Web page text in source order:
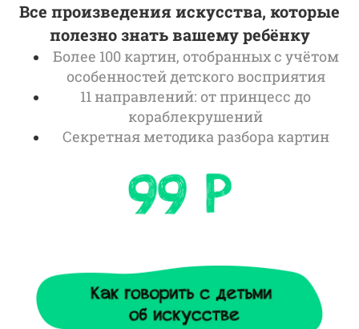
Все произведения искусства, которые
полезно знать вашему ребёнку
Более 100 картин, отобранных с учётом
особенностей детского восприятия
11 направлений: от принцесс до
кораблекрушений
Секретная методика разбора картин